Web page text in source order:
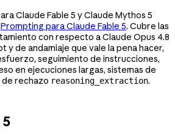
Claude Fable 5 y Claude Mythos 5
Prompting para Claude Fable 5. Cubre las
con respecto a Claude Opus 4.8
y de andamiaje que vale la pena hacer,
seguimiento de instrucciones,
en ejecuciones largas, sistemas de
rechazo reasoning_extraction.